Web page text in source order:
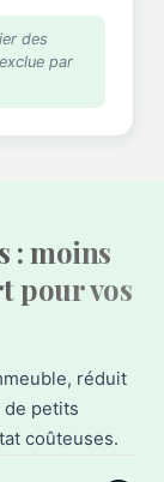
des
par
: moins
pour vos
réduit
petits
coûteuses.